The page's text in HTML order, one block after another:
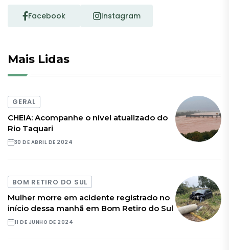
Facebook Instagram
Mais Lidas
GERAL
CHEIA: Acompanhe o nível atualizado do
Rio Taquari
30 DE ABRIL DE 2024
BOM RETIRO DO SUL
Mulher morre em acidente registrado no
início dessa manhã em Bom Retiro do Sul
11 DE JUNHO DE 2024